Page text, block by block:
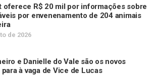
oferece R$ 20 mil por informações sobre
por envenenamento de 204 animais
de 2026
e Danielle do Vale são os novos
à vaga de Vice de Lucas